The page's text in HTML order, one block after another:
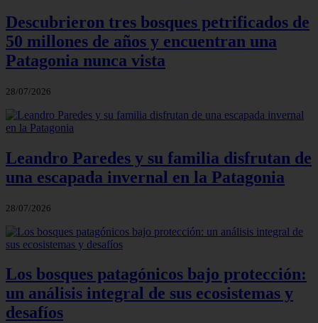
Descubrieron tres bosques petrificados de
50 millones de años y encuentran una
Patagonia nunca vista
28/07/2026
Leandro Paredes y su familia disfrutan de
una escapada invernal en la Patagonia
28/07/2026
Los bosques patagónicos bajo protección:
un análisis integral de sus ecosistemas y
desafíos